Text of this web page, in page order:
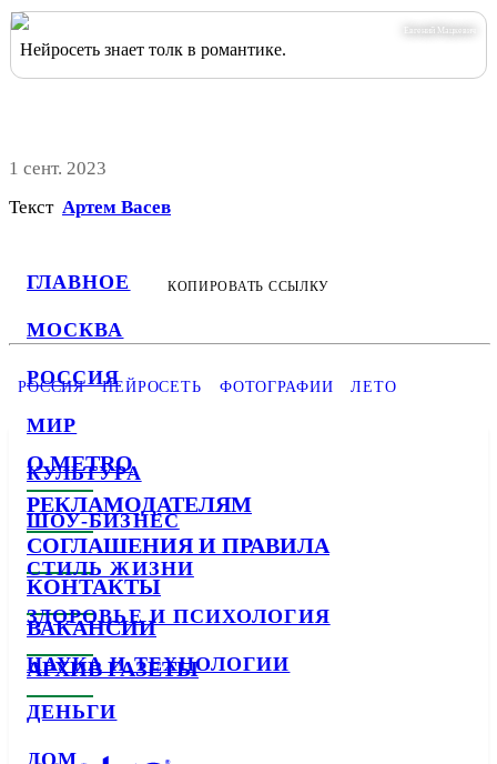
ГЛАВНОЕ
МОСКВА
РОССИЯ
МИР
КУЛЬТУРА
ШОУ-БИЗНЕС
СТИЛЬ ЖИЗНИ
ЗДОРОВЬЕ И ПСИХОЛОГИЯ
НАУКА И ТЕХНОЛОГИИ
ДЕНЬГИ
ДОМ
Евгений Мацкевич
Нейросеть знает толк в романтике.
1 сент. 2023
Текст Артем Васев
КОПИРОВАТЬ ССЫЛКУ
РОССИЯ НЕЙРОСЕТЬ ФОТОГРАФИИ ЛЕТО
О METRO
РЕКЛАМОДАТЕЛЯМ
СОГЛАШЕНИЯ И ПРАВИЛА
КОНТАКТЫ
ВАКАНСИИ
АРХИВ ГАЗЕТЫ